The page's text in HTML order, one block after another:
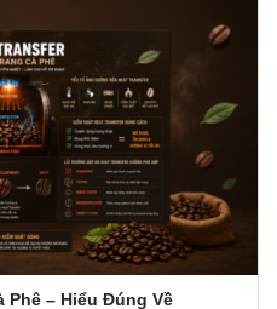
Phê – Hiểu Đúng Về